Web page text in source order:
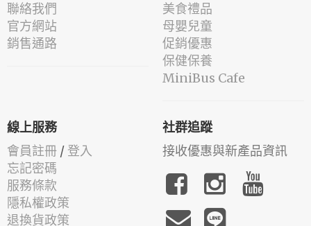
聯絡我們
官方網站
銷售通路
美食禮品
母嬰兒童
促銷優惠
保健保養
MiniBus Cafe
線上服務
會員註冊 / 登入
忘記密碼
服務條款
隱私權政策
退換貨政策
社群追蹤
接收優惠與新產品資訊